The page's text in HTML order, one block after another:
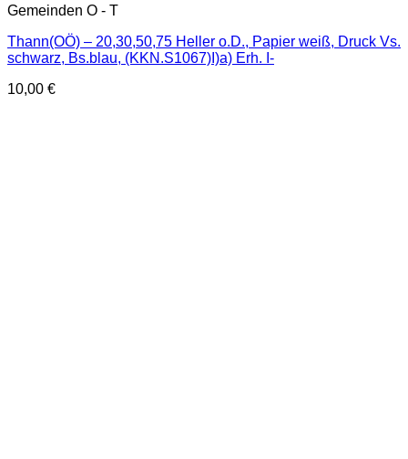
Gemeinden O - T
Thann(OÖ) – 20,30,50,75 Heller o.D., Papier weiß, Druck Vs.
schwarz, Bs.blau, (KKN.S1067)I)a) Erh. I-
10,00 €